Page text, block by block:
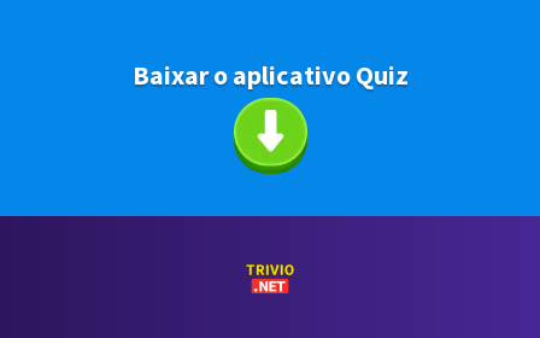
Baixar o aplicativo Quiz